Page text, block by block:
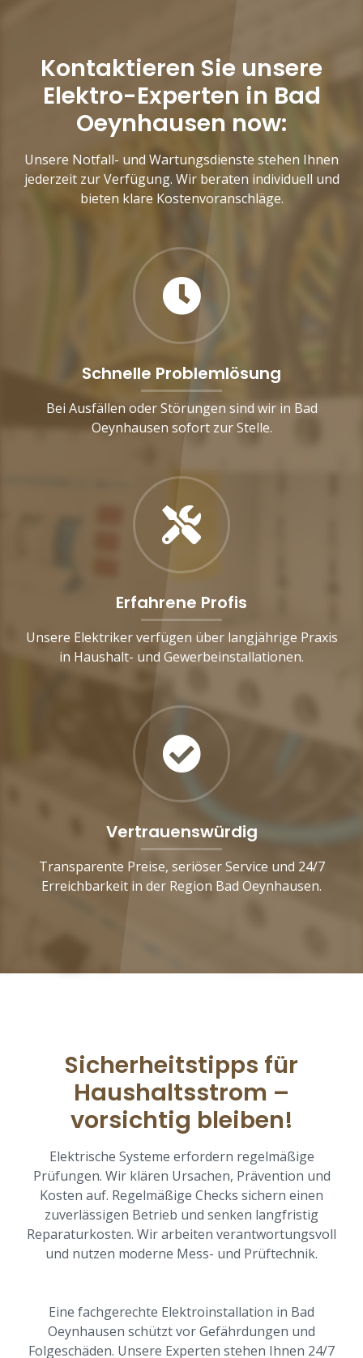
Kontaktieren Sie unsere
Elektro-Experten in Bad
Oeynhausen now:
Unsere Notfall- und Wartungsdienste stehen Ihnen
jederzeit zur Verfügung. Wir beraten individuell und
bieten klare Kostenvoranschläge.
Schnelle Problemlösung
Bei Ausfällen oder Störungen sind wir in Bad
Oeynhausen sofort zur Stelle.
Erfahrene Profis
Unsere Elektriker verfügen über langjährige Praxis
in Haushalt- und Gewerbeinstallationen.
Vertrauenswürdig
Transparente Preise, seriöser Service und 24/7
Erreichbarkeit in der Region Bad Oeynhausen.
Sicherheitstipps für
Haushaltsstrom –
vorsichtig bleiben!
Elektrische Systeme erfordern regelmäßige
Prüfungen. Wir klären Ursachen, Prävention und
Kosten auf. Regelmäßige Checks sichern einen
zuverlässigen Betrieb und senken langfristig
Reparaturkosten. Wir arbeiten verantwortungsvoll
und nutzen moderne Mess- und Prüftechnik.
Eine fachgerechte Elektroinstallation in Bad
Oeynhausen schützt vor Gefährdungen und
Folgeschäden. Unsere Experten stehen Ihnen 24/7